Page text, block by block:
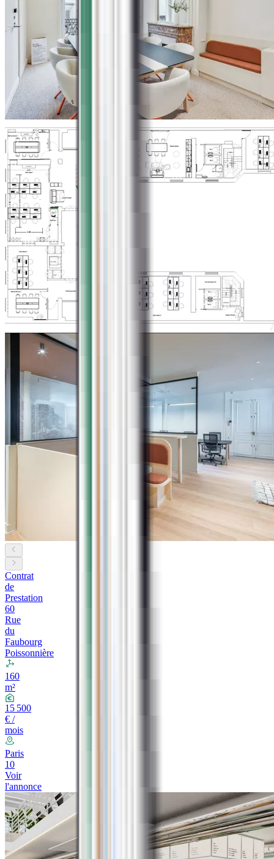
Contrat
de
Prestation
60
Rue
du
Faubourg
Poissonnière
160
m²
15 500
€ /
mois
Paris
10
Voir
l'annonce